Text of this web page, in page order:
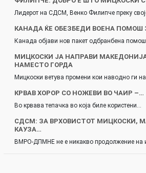
Лидерот на СДСМ, Венко Филипче преку
КАНАДА ЌЕ ОБЕЗБЕДИ ВОЕНА ПОМОШ
Канада објави нов пакет одбранбена
МИЦКОСКИ ЈА НАПРАВИ
НАМЕСТО ГОРДА
Мицкоски ветува промени кои наводно ги
КРВАВ ХОРОР СО НОЖЕВИ ВО ЧАИР –…
Во крвава тепачка во која биле користени…
СДСМ: ЗА ВРХОВИСТОТ МИЦКОСКИ,
КАУЗА…
ВМРО-ДПМНЕ не е никакво продолжение на